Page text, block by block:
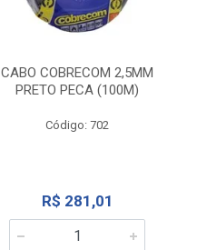
CABO COBRECOM 2,5MM
PRETO PECA (100M)
Código: 702
R$ 281,01